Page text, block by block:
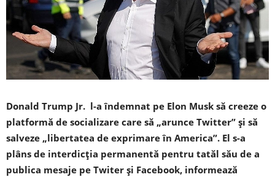
Donald Trump Jr. l-a îndemnat pe Elon Musk să creeze o
platformă de socializare care să „arunce Twitter” și să
salveze „libertatea de exprimare în America”. El s-a
plâns de interdicția permanentă pentru tatăl său de a
publica mesaje pe Twiter și Facebook, informează